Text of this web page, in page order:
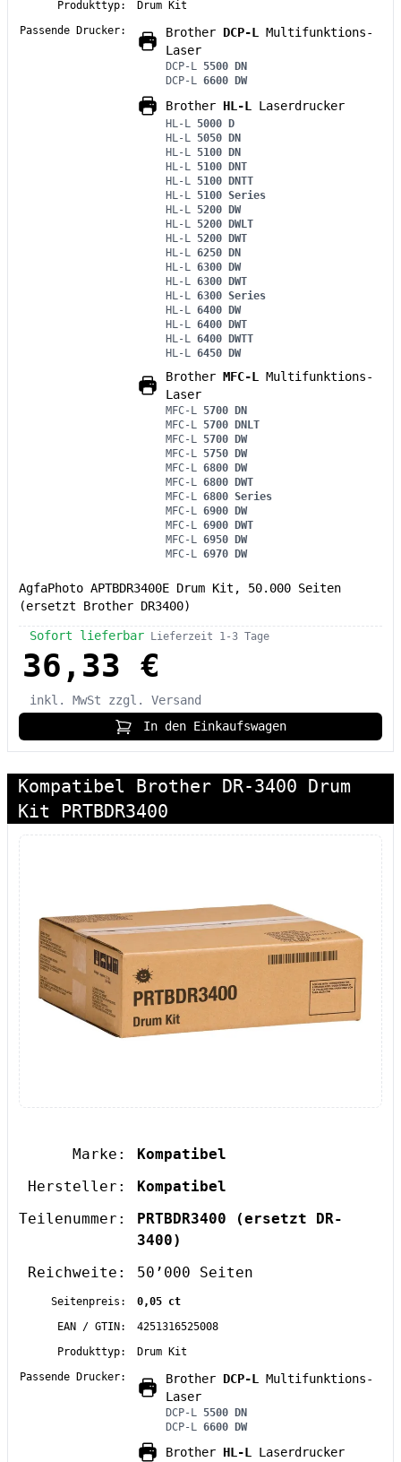
Produkttyp:
Drum Kit
Passende Drucker:
Brother DCP-L
Multifunktions-
Laser
DCP-L
5500 DN
DCP-L
6600 DW
Brother HL-L Laserdrucker
HL-L
5000 D
HL-L
5050 DN
HL-L
5100 DN
HL-L
5100 DNT
HL-L
5100 DNTT
HL-L
5100 Series
HL-L
5200 DW
HL-L
5200 DWLT
HL-L
5200 DWT
HL-L
6250 DN
HL-L
6300 DW
HL-L
6300 DWT
HL-L
6300 Series
HL-L
6400 DW
HL-L
6400 DWT
HL-L
6400 DWTT
HL-L
6450 DW
Brother MFC-L
Multifunktions-
Laser
MFC-L
5700 DN
MFC-L
5700 DNLT
MFC-L
5700 DW
MFC-L
5750 DW
MFC-L
6800 DW
MFC-L
6800 DWT
MFC-L
6800 Series
MFC-L
6900 DW
MFC-L
6900 DWT
MFC-L
6950 DW
MFC-L
6970 DW
AgfaPhoto APTBDR3400E Drum Kit, 50.000 Seiten
(ersetzt Brother DR3400)
Sofort lieferbar Lieferzeit 1-3 Tage
36,33 €
inkl. MwSt
zzgl. Versand
In den Einkaufswagen
Kompatibel Brother DR-3400 Drum
Kit PRTBDR3400
Marke:
Kompatibel
Hersteller:
Kompatibel
Teilenummer:
PRTBDR3400
(ersetzt DR-
3400)
Reichweite:
50’000 Seiten
Seitenpreis:
0,05 ct
EAN / GTIN:
4251316525008
Produkttyp:
Drum Kit
Passende Drucker:
Brother DCP-L
Multifunktions-
Laser
DCP-L
5500 DN
DCP-L
6600 DW
Brother HL-L Laserdrucker